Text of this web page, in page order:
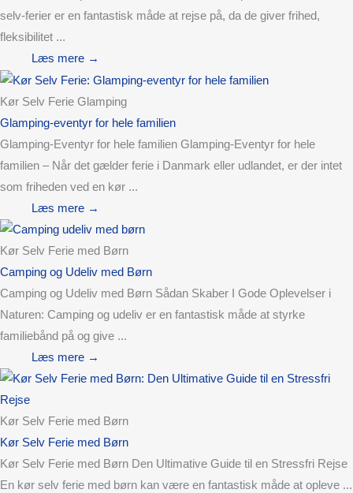
selv-ferier er en fantastisk måde at rejse på, da de giver frihed,
fleksibilitet ...
Læs mere →
Kør Selv Ferie Glamping
Glamping-eventyr for hele familien
Glamping-Eventyr for hele familien Glamping-Eventyr for hele
familien – Når det gælder ferie i Danmark eller udlandet, er der intet
som friheden ved en kør ...
Læs mere →
Kør Selv Ferie med Børn
Camping og Udeliv med Børn
Camping og Udeliv med Børn Sådan Skaber I Gode Oplevelser i
Naturen: Camping og udeliv er en fantastisk måde at styrke
familiebånd på og give ...
Læs mere →
Kør Selv Ferie med Børn
Kør Selv Ferie med Børn
Kør Selv Ferie med Børn Den Ultimative Guide til en Stressfri Rejse
En kør selv ferie med børn kan være en fantastisk måde at opleve ...